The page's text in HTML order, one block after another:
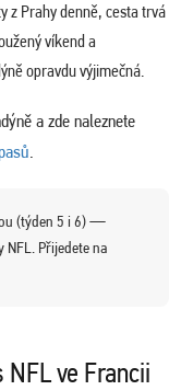
z Prahy denně, cesta trvá
víkend a
opravdu výjimečná.
a zde naleznete
.
(týden 5 i 6) —
NFL. Přijedete na
ve Francii